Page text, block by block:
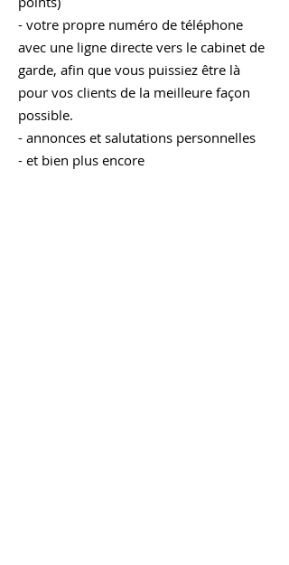
- votre propre numéro de téléphone
avec une ligne directe vers le cabinet de
garde, afin que vous puissiez être là
pour vos clients de la meilleure façon
possible.
- annonces et salutations personnelles
- et bien plus encore